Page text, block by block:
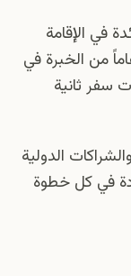
في الإقامة
في المنطقة، مع أكثر من ٢٢ عاماً من الخبرة في
سفر ثانية
الدولية
في كل خطوة